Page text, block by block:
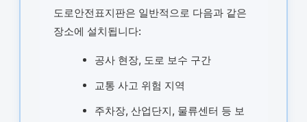
도로안전표지판은 일반적으로 다음과 같은
장소에 설치됩니다:
공사 현장, 도로 보수 구간
교통 사고 위험 지역
주차장, 산업단지, 물류센터 등 보